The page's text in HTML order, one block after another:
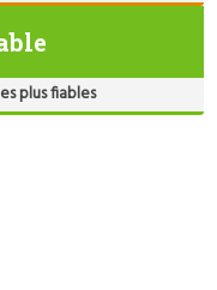
plus fiables